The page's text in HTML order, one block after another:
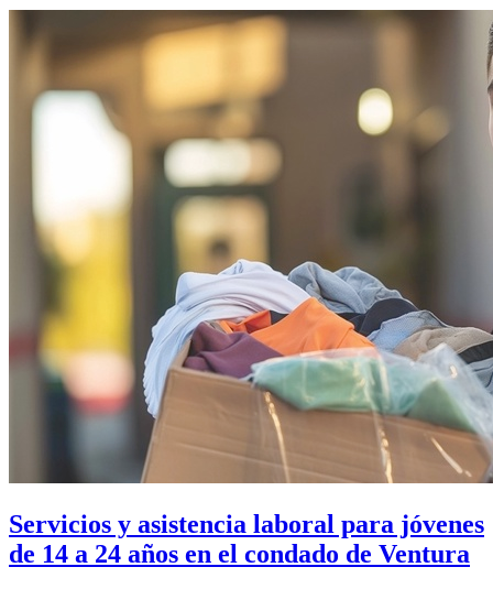
Servicios y asistencia laboral para jóvenes
de 14 a 24 años en el condado de Ventura